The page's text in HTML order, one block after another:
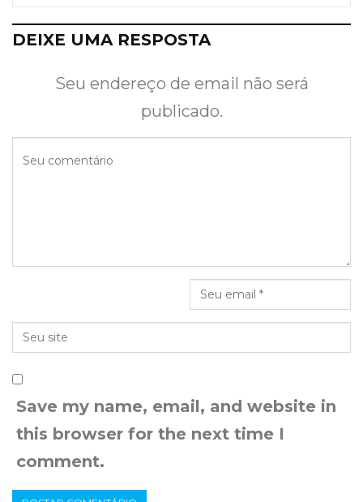
DEIXE UMA RESPOSTA
Seu endereço de email não será
publicado.
Save my name, email, and website in
this browser for the next time I
comment.